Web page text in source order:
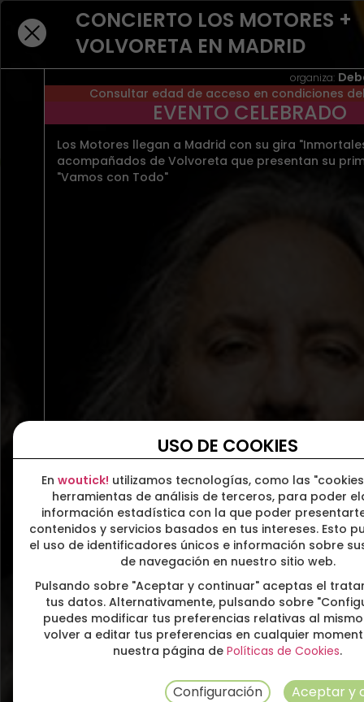
CONCIERTO LOS MOTORES +
VOLVORETA EN MADRID
organiza:
Consultar edad de acceso en condiciones
EVENTO CELEBRADO
Los Motores llegan a Madrid con su gira
acompañados de Volvoreta que presentan su
"Vamos con Todo"
USO DE COOKIES
En woutick! utilizamos tecnologías, como las
herramientas de análisis de terceros, para poder
información estadística con la que poder
contenidos y servicios basados en tus intereses. Esto
el uso de identificadores únicos e información sobre
de navegación en nuestro sitio web.
Pulsando sobre "Aceptar y continuar" aceptas el
tus datos. Alternativamente, pulsando sobre
puedes modificar tus preferencias relativas al
volver a editar tus preferencias en cualquier
nuestra página de Políticas de Cookies.
Configuración Aceptar y
HEMOS ENCONTRADO ESTOS
RESULTADOS PARA
EVENTOS PRESENCIALES
BUSCAR EN EVENTOS EN STREAMING